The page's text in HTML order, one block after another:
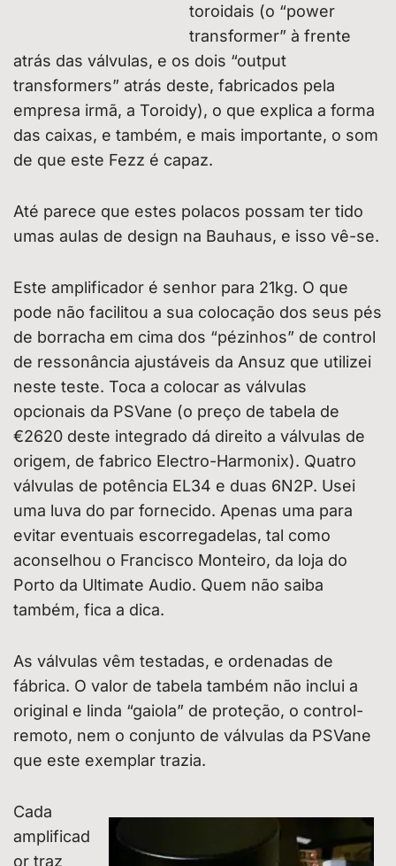
toroidais (o “power
transformer” à frente
atrás das válvulas, e os dois “output
transformers” atrás deste, fabricados pela
empresa irmã, a Toroidy), o que explica a forma
das caixas, e também, e mais importante, o som
de que este Fezz é capaz.
Até parece que estes polacos possam ter tido
umas aulas de design na Bauhaus, e isso vê-se.
Este amplificador é senhor para 21kg. O que
pode não facilitou a sua colocação dos seus pés
de borracha em cima dos “pézinhos” de control
de ressonância ajustáveis da Ansuz que utilizei
neste teste. Toca a colocar as válvulas
opcionais da PSVane (o preço de tabela de
€2620 deste integrado dá direito a válvulas de
origem, de fabrico Electro-Harmonix). Quatro
válvulas de potência EL34 e duas 6N2P. Usei
uma luva do par fornecido. Apenas uma para
evitar eventuais escorregadelas, tal como
aconselhou o Francisco Monteiro, da loja do
Porto da Ultimate Audio. Quem não saiba
também, fica a dica.
As válvulas vêm testadas, e ordenadas de
fábrica. O valor de tabela também não inclui a
original e linda “gaiola” de proteção, o control-
remoto, nem o conjunto de válvulas da PSVane
que este exemplar trazia.
Cada
amplificad
or traz